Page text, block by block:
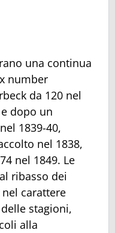
una continua
number
da 120 nel
dopo un
1839-40,
nel 1838,
nel 1849. Le
ribasso dei
carattere
stagioni,
alla